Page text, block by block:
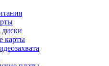
карты